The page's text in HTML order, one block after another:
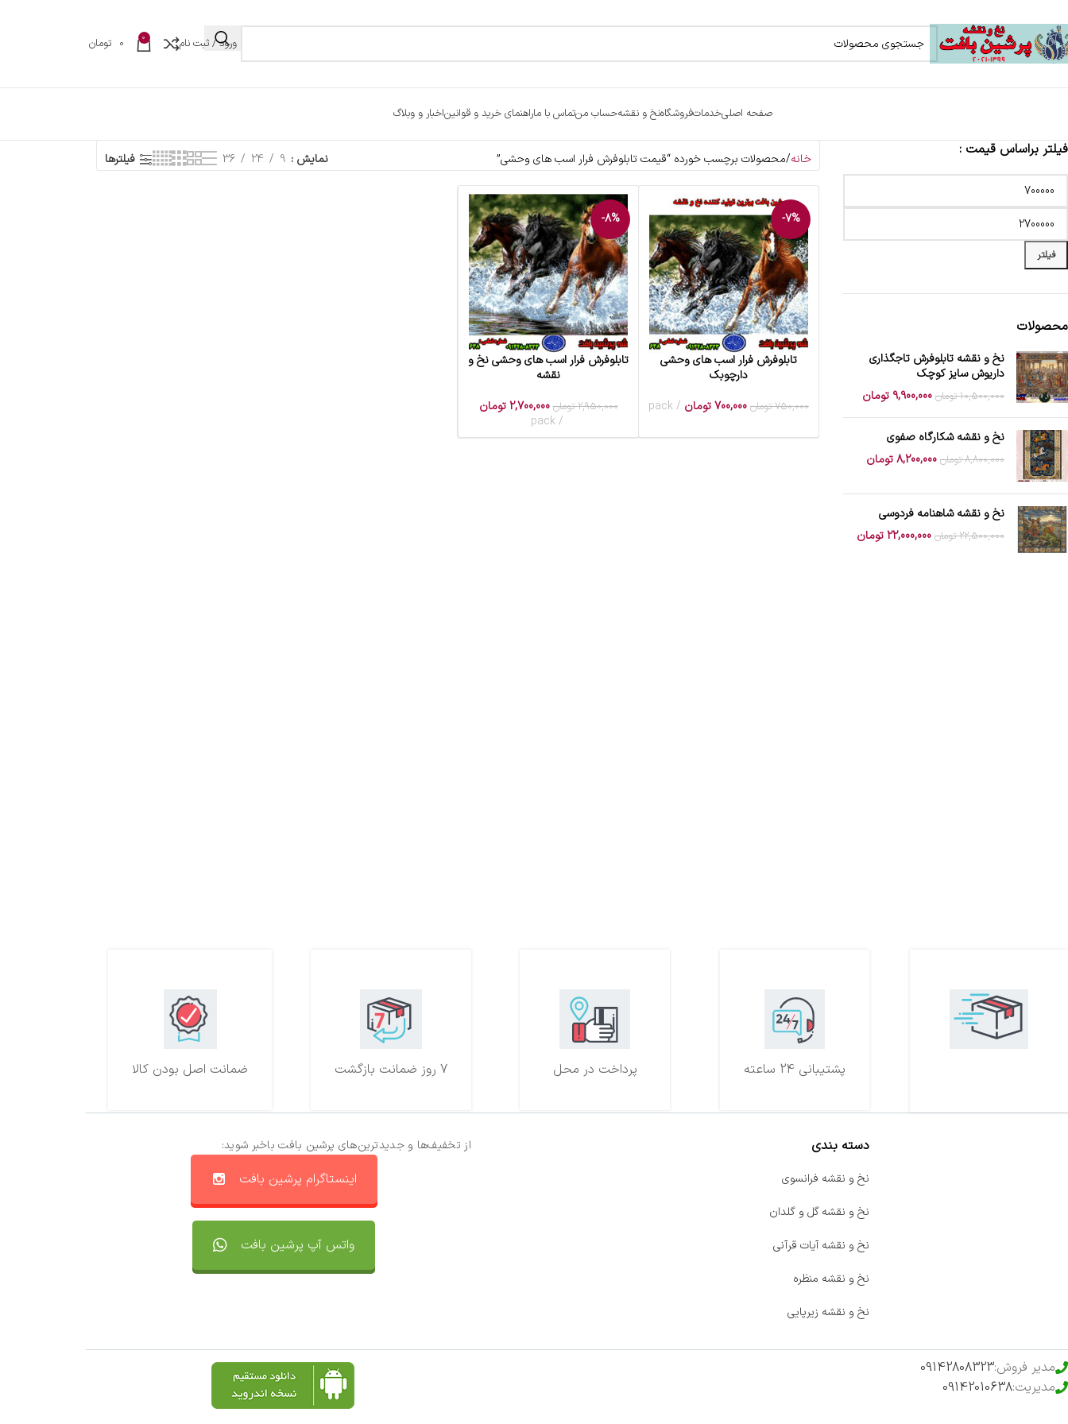
ورود / ثبت نام 0
0 تومان
صفحه اصلیخدماتفروشگاهنخ و نقشهحساب منتماس با ماراهنمای خرید و قوانیناخبار و وبلاگ
فیلتر براساس قیمت :
فیلتر
محصولات
نخ و نقشه تابلوفرش تاجگذاری
داریوش سایز کوچک
10,500,000 تومان 9,900,000 تومان
نخ و نقشه شکارگاه صفوی
8,800,000 تومان 8,200,000تومان
نخ و نقشه شاهنامه فردوسی
22,500,000 تومان 22,000,000تومان
خانه محصولات برچسب خورده “قیمت تابلوفرش فرار اسب های وحشی” نمایش 9
24
36 فیلترها
-7%
افزودن به سبد خرید
تابلوفرش فرار اسب های وحشی
دارچوبک
750,000 تومان 700,000تومان pack
-8%
افزودن به سبد خرید
تابلوفرش فرار اسب های وحشی نخ و
نقشه
2,950,000 تومان 2,700,000 تومان
pack
ضمانت اصل بودن کالا 7 روز ضمانت بازگشت پرداخت در محل پشتیبانی 24 ساعته
از تخفیف‌ها و جدیدترین‌های پرشین بافت باخبر شوید:
اینستاگرام پرشین بافت
واتس آپ پرشین بافت
دسته بندی
نخ و نقشه فرانسوی
نخ و نقشه گل و گلدان
نخ و نقشه آیات قرآنی
نخ و نقشه منظره
نخ و نقشه زیرپایی
مدیر فروش:09142808323
مدیریت:09142010638